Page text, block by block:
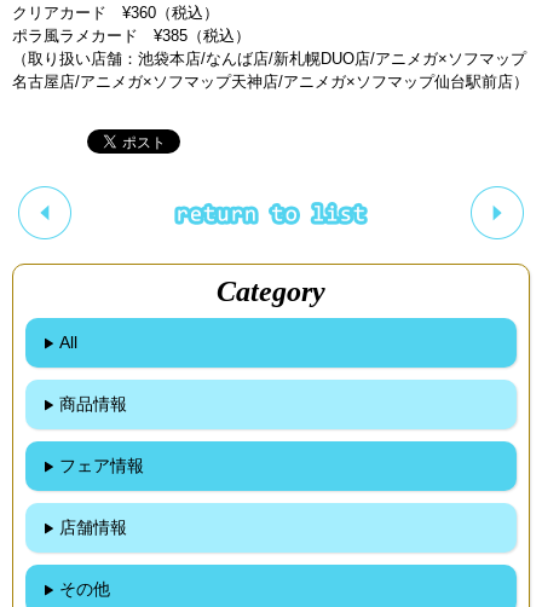
クリアカード ¥360（税込）
ポラ風ラメカード ¥385（税込）
（取り扱い店舗：池袋本店/なんば店/新札幌DUO店/アニメガ×ソフマップ
名古屋店/アニメガ×ソフマップ天神店/アニメガ×ソフマップ仙台駅前店）
Category
All
商品情報
フェア情報
店舗情報
その他